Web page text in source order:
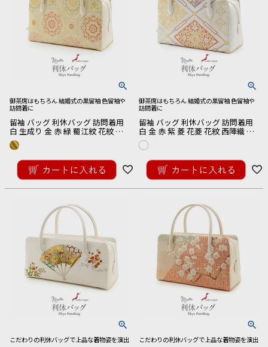
御茶席はもちろん 結婚式の黒留袖 色留袖や
訪問着に
留袖 バッグ 利休バッグ 訪問着用
白 生成り 金 赤 緑 蜀江紋 花紋 西
陣織 正絹帯地 日本製 黒留袖 色留
袖 訪問着 礼装用 フォーマル
27,500税込
御茶席はもちろん 結婚式の黒留袖 色留袖や
訪問着に
留袖 バッグ 利休バッグ 訪問着用
白 金 赤 紫 菱 花菱 花紋 西陣織 正
絹帯地 日本製 黒留袖 色留袖 訪問
着 礼装用 フォーマル
27,500税込
こだわりの利休バッグで上品な着物姿を演出 こだわりの利休バッグで上品な着物姿を演出